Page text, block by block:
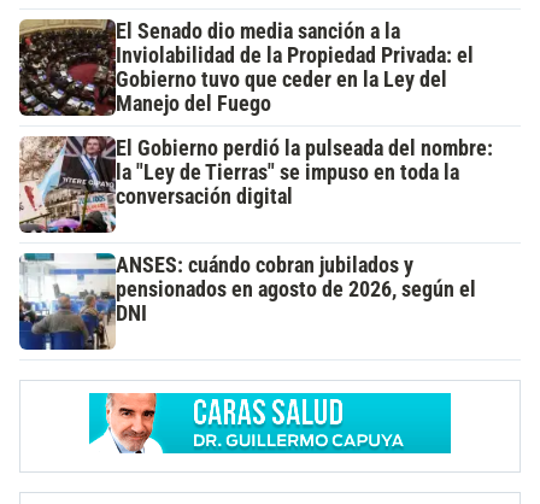
El Senado dio media sanción a la
Inviolabilidad de la Propiedad Privada: el
Gobierno tuvo que ceder en la Ley del
Manejo del Fuego
El Gobierno perdió la pulseada del nombre:
la "Ley de Tierras" se impuso en toda la
conversación digital
ANSES: cuándo cobran jubilados y
pensionados en agosto de 2026, según el
DNI